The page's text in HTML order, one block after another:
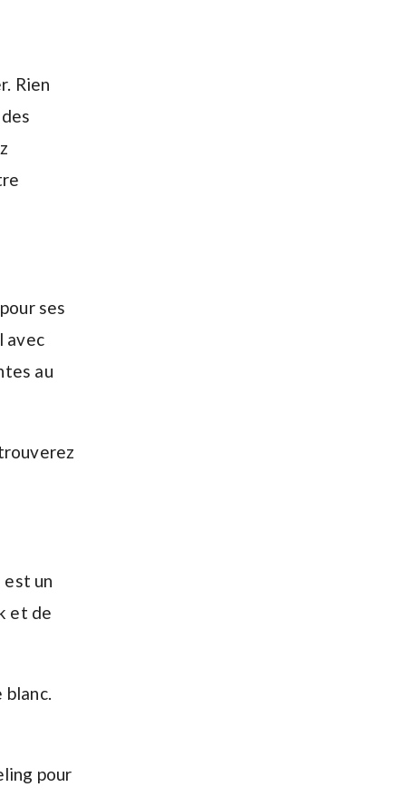
Rien
ses
avec
au
est un
et de
blanc.
pour